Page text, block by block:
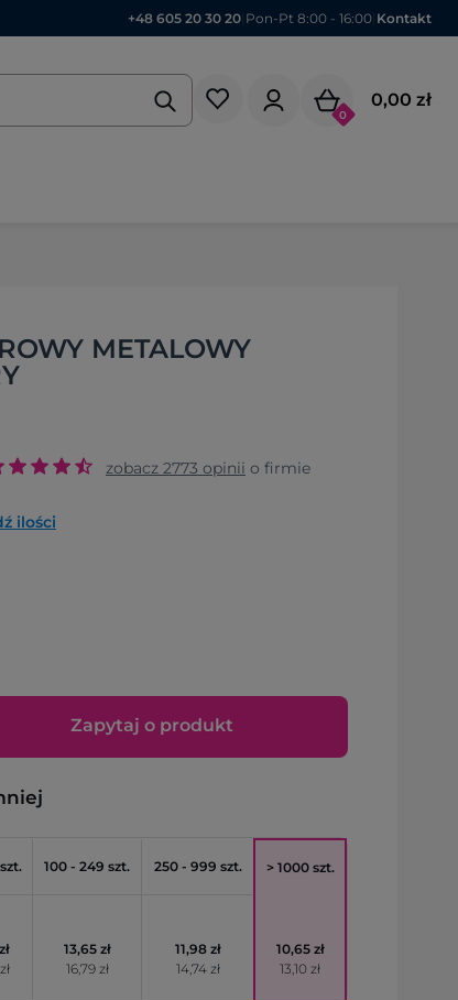
+48 605 20 30 20 Pon-Pt 8:00 - 16:00 Kontakt
0
0,00 zł
METALOWY
zobacz 2773 opinii o firmie
ilości
Zapytaj o produkt
100 - 249 szt. 250 - 999 szt. > 1000 szt.
13,65 zł
16,79 zł
11,98 zł
14,74 zł
10,65 zł
13,10 zł